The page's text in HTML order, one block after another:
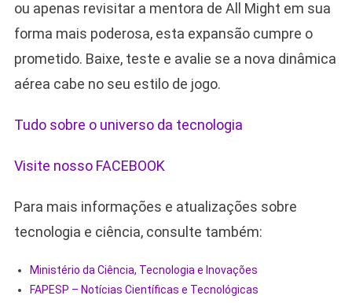
ou apenas revisitar a mentora de All Might em sua
forma mais poderosa, esta expansão cumpre o
prometido. Baixe, teste e avalie se a nova dinâmica
aérea cabe no seu estilo de jogo.
Tudo sobre o universo da tecnologia
Visite nosso FACEBOOK
Para mais informações e atualizações sobre
tecnologia e ciência, consulte também:
Ministério da Ciência, Tecnologia e Inovações
FAPESP – Notícias Científicas e Tecnológicas